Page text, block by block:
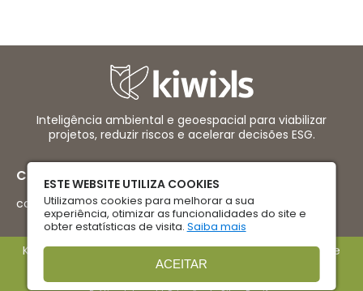
Inteligência ambiental e geoespacial para viabilizar
projetos, reduzir riscos e acelerar decisões ESG.
Contatos
contato@kiwiks.com.br
Kiwiks © 2026 - Todos os direitos reservados. |Termo de
Privacidade
ESTE WEBSITE UTILIZA COOKIES
Utilizamos cookies para melhorar a sua
experiência, otimizar as funcionalidades do site e
obter estatísticas de visita. Saiba mais
ACEITAR